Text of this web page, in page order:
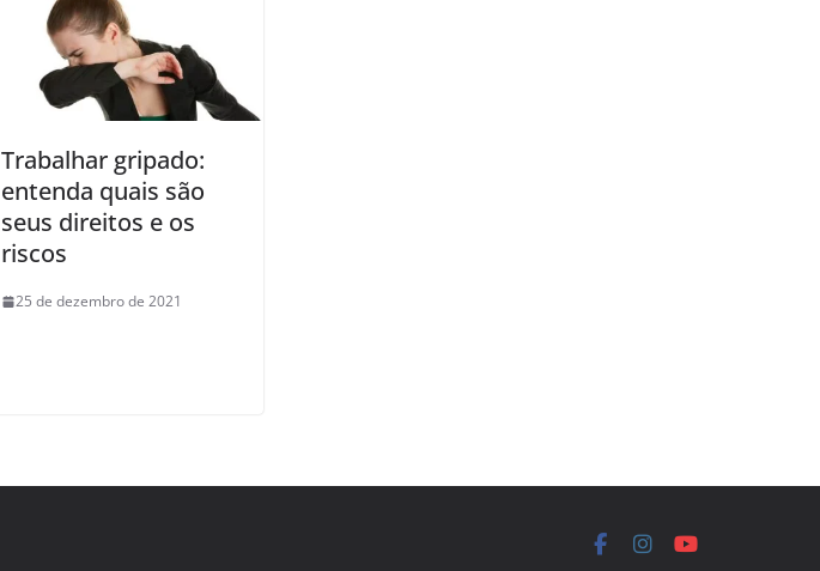
Trabalhar gripado:
entenda quais são
seus direitos e os
riscos
25 de dezembro de 2021